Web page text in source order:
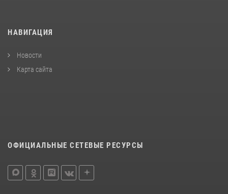
НАВИГАЦИЯ
Новости
Карта сайта
ОФИЦИАЛЬНЫЕ СЕТЕВЫЕ РЕСУРСЫ